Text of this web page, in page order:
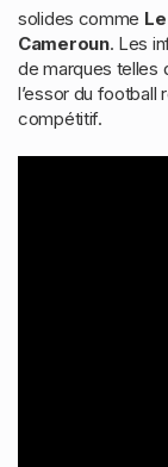
solides comme
Cameroun. Les
de marques telles
l’essor du football
compétitif.